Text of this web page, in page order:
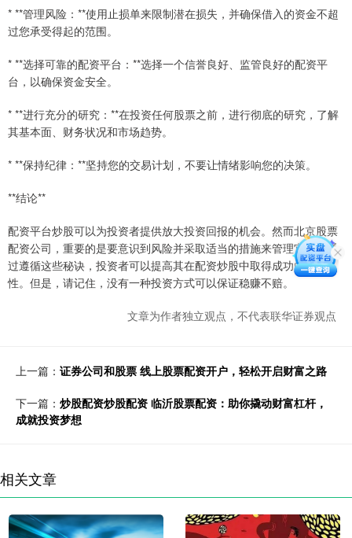
* **管理风险：**使用止损单来限制潜在损失，并确保借入的资金不超
过您承受得起的范围。
* **选择可靠的配资平台：**选择一个信誉良好、监管良好的配资平
台，以确保资金安全。
* **进行充分的研究：**在投资任何股票之前，进行彻底的研究，了解
其基本面、财务状况和市场趋势。
* **保持纪律：**坚持您的交易计划，不要让情绪影响您的决策。
**结论**
配资平台炒股可以为投资者提供放大投资回报的机会。然而北京股票
配资公司，重要的是要意识到风险并采取适当的措施来管理它们。通
过遵循这些秘诀，投资者可以提高其在配资炒股中取得成功的可能
性。但是，请记住，没有一种投资方式可以保证稳赚不赔。
文章为作者独立观点，不代表联华证券观点
上一篇： 证券公司和股票 线上股票配资开户，轻松开启财富之路
下一篇： 炒股配资炒股配资 临沂股票配资：助你撬动财富杠杆，
成就投资梦想
相关文章